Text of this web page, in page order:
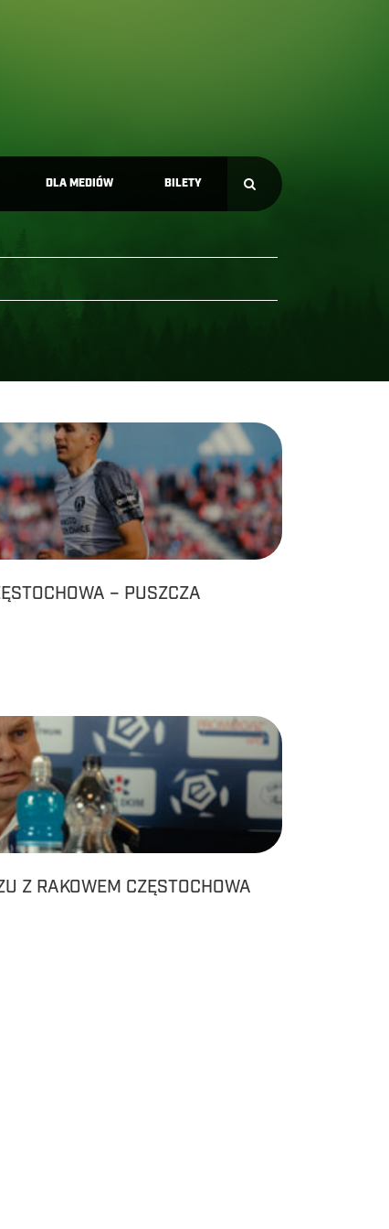
DLA MEDIÓW BILETY
– PUSZCZA
Z RAKOWEM CZĘSTOCHOWA